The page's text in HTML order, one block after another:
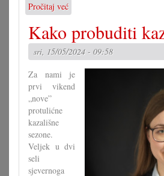
Pročitaj već
U
drugo
stoljeće
s
Hrvatskimi
novina
Kako probuditi
sri, 15/05/2024 - 09:58
Za nami je
prvi vikend
„nove”
protulićne
kazališne
sezone.
Veljek u dvi
seli
sjevernoga